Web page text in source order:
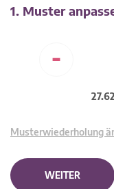
1. Muster
-
Musterwiederholung
WEITER